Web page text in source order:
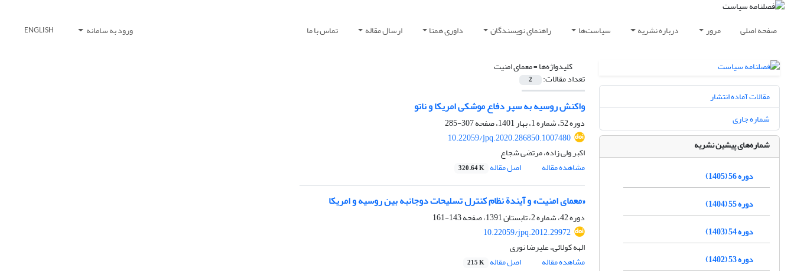
صفحه اصلی مرور درباره نشریه سیاست‌ها راهنمای نویسندگان داوری همتا ارسال مقاله تماس با ما ورود به سامانه ENGLISH
کلیدواژه‌ها =معمای امنیت
تعداد مقالات: 2
واکنش روسیه به سپر دفاع موشکی امریکا و ناتو
دوره 52، شماره 1، بهار 1401، صفحه
307-285
10.22059/jpq.2020.286850.1007480
اکبر ولی زاده، مرتضی شجاع
مشاهده مقاله
اصل مقاله 320.64 K
«معمای امنیت» و آیندة نظام کنترل تسلیحات دوجانبه بین روسیه و امریکا
دوره 42، شماره 2، تابستان 1391، صفحه
143-161
10.22059/jpq.2012.29972
الهه کولائی، علیرضا نوری
مشاهده مقاله
اصل مقاله 215 K
مقالات آماده انتشار
شماره جاری
شماره‌های پیشین نشریه
دوره 56 (1405)
دوره 55 (1404)
دوره 54 (1403)
دوره 53 (1402)